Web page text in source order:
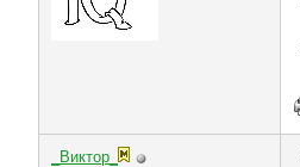
_Виктор_